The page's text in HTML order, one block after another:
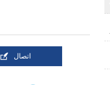
 اتصال